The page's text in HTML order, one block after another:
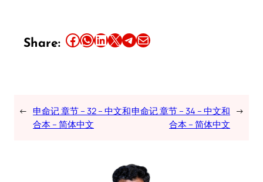
Share: Share this article on Facebook Share this article on WhatsApp Share this article on LinkedIn Share this article on X Share this article on TelegramEmail this Article
← 申命记 章节 – 32 – 中文和
合本 – 简体中文
申命记 章节 – 34 – 中文和
合本 – 简体中文
→